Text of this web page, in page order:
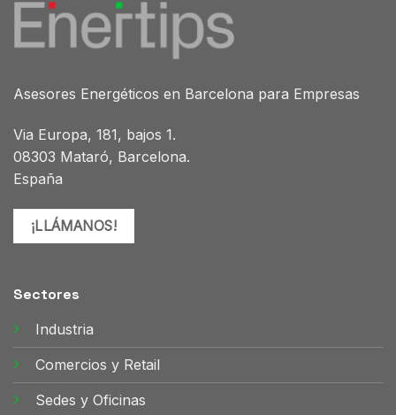
Asesores Energéticos en Barcelona para Empresas
Via Europa, 181, bajos 1.
08303 Mataró, Barcelona.
España
¡LLÁMANOS!
Sectores
Industria
Comercios y Retail
Sedes y Oficinas